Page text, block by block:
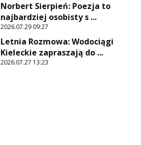
Norbert Sierpień: Poezja to
najbardziej osobisty s ...
2026.07.29 09:27
Letnia Rozmowa: Wodociągi
Kieleckie zapraszają do ...
2026.07.27 13:23